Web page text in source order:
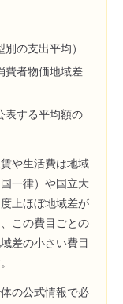
の支出平均）
費者物価地域差
表する平均額の
や生活費は地域
一律）や国立大
上ほぼ地域差が
この費目ごとの
差の小さい費目
の公式情報で必